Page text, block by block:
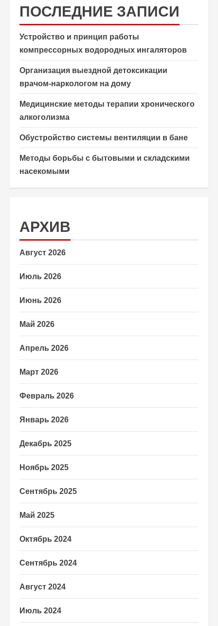
ПОСЛЕДНИЕ ЗАПИСИ
Устройство и принцип работы
компрессорных водородных ингаляторов
Организация выездной детоксикации
врачом-наркологом на дому
Медицинские методы терапии хронического
алкоголизма
Обустройство системы вентиляции в бане
Методы борьбы с бытовыми и складскими
насекомыми
АРХИВ
Август 2026
Июль 2026
Июнь 2026
Май 2026
Апрель 2026
Март 2026
Февраль 2026
Январь 2026
Декабрь 2025
Ноябрь 2025
Сентябрь 2025
Май 2025
Октябрь 2024
Сентябрь 2024
Август 2024
Июль 2024